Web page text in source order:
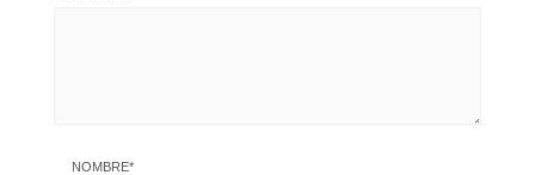
NOMBRE*